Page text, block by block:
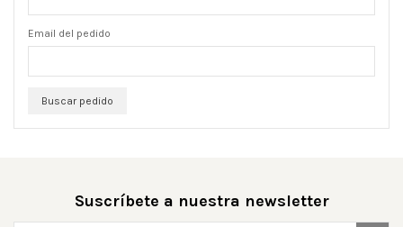
Email del pedido
Buscar pedido
Suscríbete a nuestra newsletter